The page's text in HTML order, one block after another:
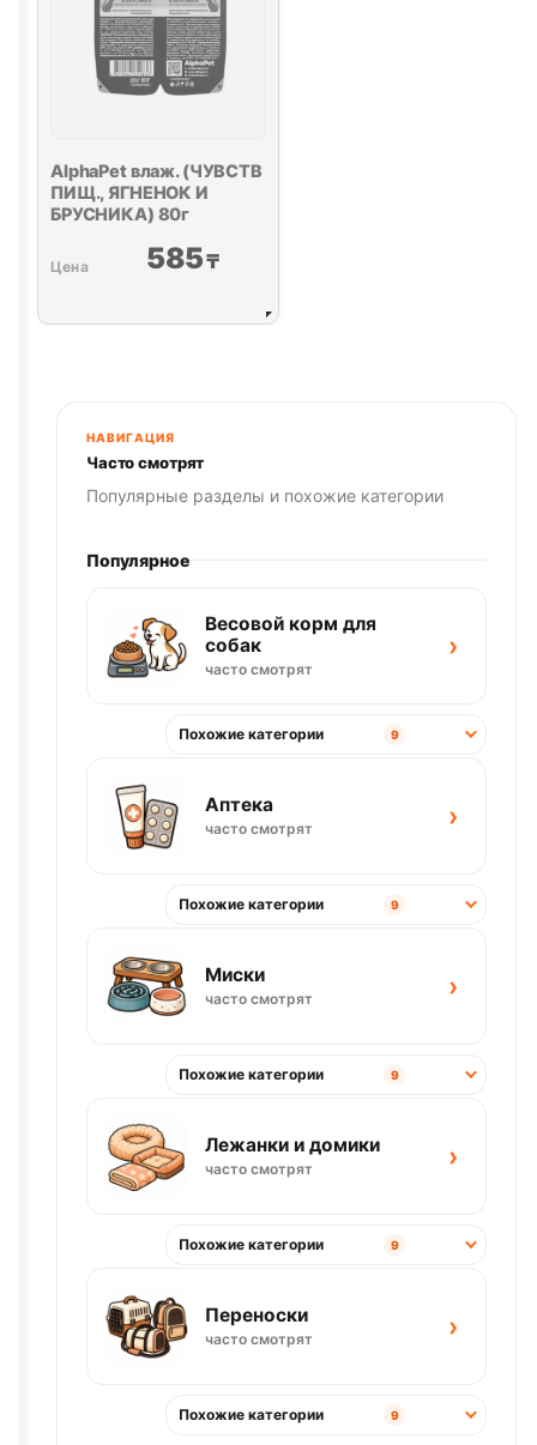
AlphaPet влаж. (ЧУВСТВ
ПИЩ., ЯГНЕНОК И
БРУСНИКА) 80г
585₸
НАВИГАЦИЯ
Часто смотрят
Популярные разделы и похожие категории
Популярное
Весовой корм для
собак
часто смотрят
›
Похожие категории 9
Аптека
часто смотрят ›
Похожие категории 9
Миски
часто смотрят ›
Похожие категории 9
Лежанки и домики
часто смотрят ›
Похожие категории 9
Переноски
часто смотрят ›
Похожие категории 9